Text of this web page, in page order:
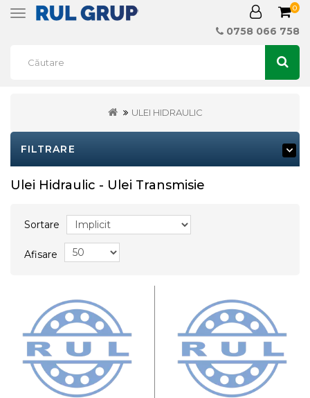
Toggle
0
0758 066 758
ULEI HIDRAULIC
FILTRARE
Ulei Hidraulic - Ulei Transmisie
Sortare
Afisare